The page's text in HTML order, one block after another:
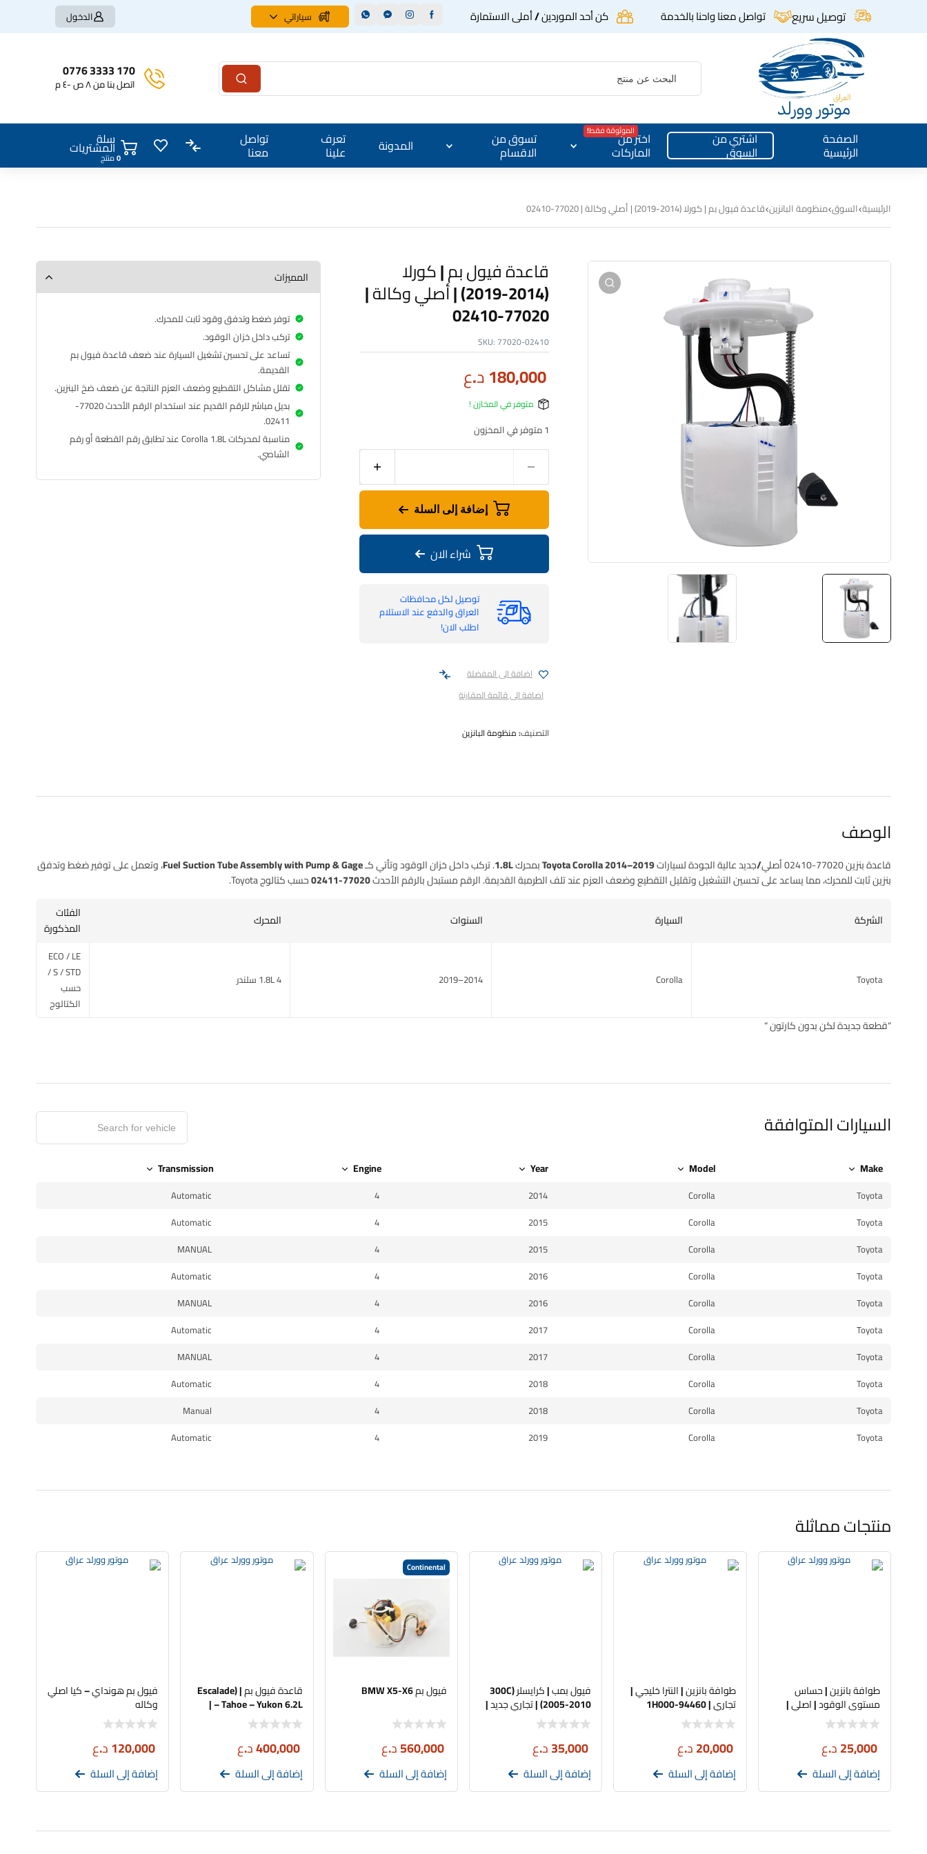
توصيل سريع تواصل معنا واحنا بالخدمة كن أحد الموردين / أملى الاستمارة سياراتي الدخول
170 3333 0776
اتصل بنا من ٨ ص -٤ م
الصفحة
الرئيسية
اشتري من
السوق
اختر من
الماركات
الموثوقة فقط! تسوق من
الاقسام المدونة تعرف
علينا
تواصل
معنا
سلة
المشتريات0منتج
الرئيسية السوق منظومة البانزين قاعدة فيول بم | كورلا (2014-2019) | أصلي وكالة | 77020-02410
قاعدة فيول بم | كورلا
(2014-2019) | أصلي وكالة |
77020-02410
SKU: 77020-02410
180,000د.ع
متوفر في المخازن !
1 متوفر في المخزون
إضافة إلى السلة
شراء الان
توصيل لكل محافظات
العراق والدفع عند الاستلام
اطلب الان!
اضافة الى المفضلة
اضافة الى قائمة المقارنة
التصنيف:منظومة البانزين
المميزات
توفر ضغط وتدفق وقود ثابت للمحرك.
تركب داخل خزان الوقود.
تساعد على تحسين تشغيل السيارة عند ضعف قاعدة فيول بم
القديمة.
تقلل مشاكل التقطيع وضعف العزم الناتجة عن ضعف ضخ البنزين.
بديل مباشر للرقم القديم عند استخدام الرقم الأحدث 77020-
02411.
مناسبة لمحركات Corolla 1.8L عند تطابق رقم القطعة أو رقم
الشاصي.
الوصف
قاعدة بنزين أصلي/جديدعالية الجودة لسياراتToyota Corolla 2014–2019 بمحرك 1.8L . تركب داخل خزان الوقود وتأتي كـFuel Suction Tube Assembly with Pump & Gage، وتعمل على توفير ضغط وتدفق
بنزين ثابت للمحرك، مما يساعد على تحسين التشغيل وتقليل التقطيع وضعف العزم عند تلف الطرمبة القديمة. الرقم مستبدل بالرقم الأحدث77020-02411 حسب كتالوج Toyota.
الشركة السيارة السنوات المحرك
الفئات
المذكورة
Toyota
Corolla
2014–2019 1.8L 4 سلندر
ECO / LE
/ S / STD
حسب
الكتالوج
“قطعة جديدة لكن بدون كارتون “
السيارات المتوافقة
Make
Model
Year
Engine
Transmission
Toyota
Corolla
2014
4
Automatic
Toyota
Corolla
2015
4
Automatic
Toyota
Corolla
2015
4
MANUAL
Toyota
Corolla
2016
4
Automatic
Toyota
Corolla
2016
4
MANUAL
Toyota
Corolla
2017
4
Automatic
Toyota
Corolla
2017
4
MANUAL
Toyota
Corolla
2018
4
Automatic
Toyota
Corolla
2018
4
Manual
Toyota
Corolla
2019
4
Automatic
منتجات مماثلة
طوافة بانزين | حساس
مستوى الوقود | اصلي |
كادينزا – ازيرا
25,000د.ع
إضافة إلى السلة
طوافة بانزين | النترا خليجي |
تجاري | 94460-1H000
20,000د.ع
إضافة إلى السلة
فيول بمب | كرايسلر (300C
2005-2010) | تجاري جديد |
FP434505C – دبسون
35,000د.ع
إضافة إلى السلة
Continental
فيول بم BMW X5-X6
560,000د.ع
إضافة إلى السلة
قاعدة فيول بم | (Escalade
– Tahoe – Yukon 6.2L |
اصلي تفصيخ
400,000د.ع
إضافة إلى السلة
فيول بم هونداي – كيا اصلي
وكاله
120,000د.ع
إضافة إلى السلة